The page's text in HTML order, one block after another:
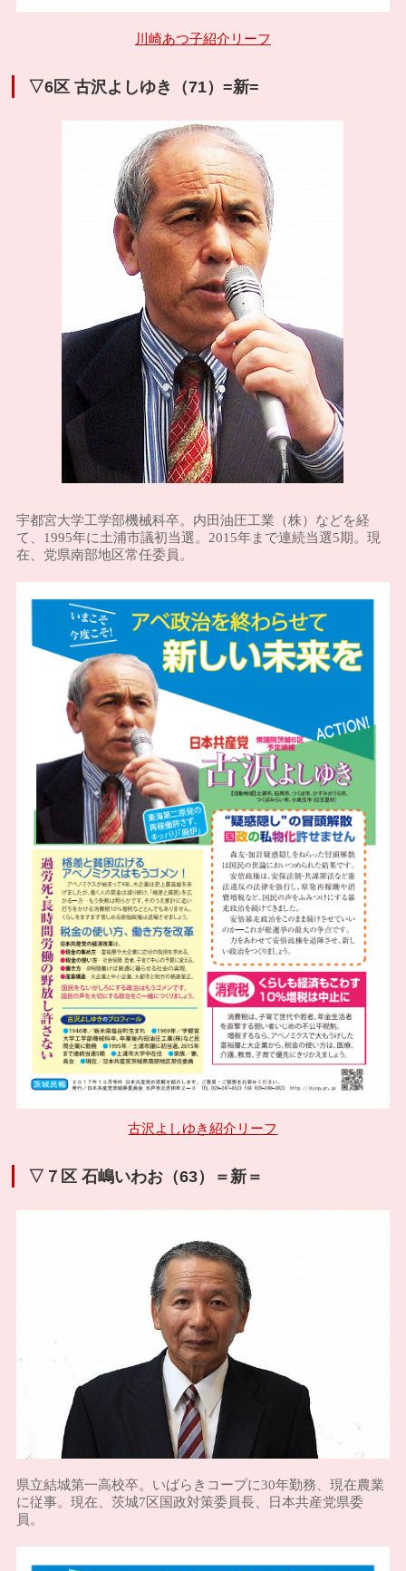
川崎あつ子紹介リーフ
▽6区 古沢よしゆき（71）=新=
宇都宮大学工学部機械科卒。内田油圧工業（株）などを経
て、1995年に土浦市議初当選。2015年まで連続当選5期。現
在、党県南部地区常任委員。
古沢よしゆき紹介リーフ
▽７区 石嶋いわお（63）＝新＝
県立結城第一高校卒。いばらきコープに30年勤務、現在農業
に従事。現在、茨城7区国政対策委員長、日本共産党県委
員。